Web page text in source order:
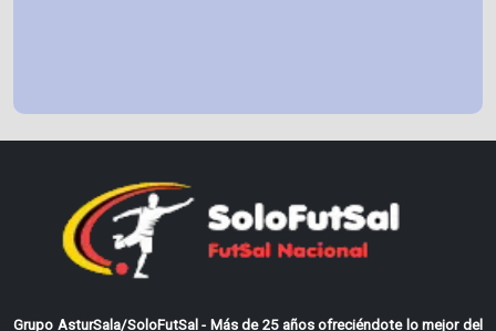
Grupo AsturSala/SoloFutSal - Más de 25 años ofreciéndote lo mejor del